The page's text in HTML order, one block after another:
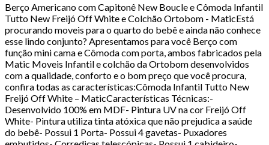
Berço Americano com Capitonê New Boucle e Cômoda Infantil
Tutto New Freijó Off White e Colchão Ortobom - MaticEstá
procurando moveis para o quarto do bebê e ainda não conhece
esse lindo conjunto? Apresentamos para você Berço com
função mini cama e Cômoda com porta, ambos fabricados pela
Matic Moveis Infantil e colchão da Ortobom desenvolvidos
com a qualidade, conforto e o bom preço que você procura,
confira todas as características:Cômoda Infantil Tutto New
Freijó Off White – MaticCaracterísticas Técnicas:-
Desenvolvido 100% em MDF- Pintura UV na cor Freijó Off
White- Pintura utiliza tinta atóxica que não prejudica a saúde
do bebê- Possui 1 Porta- Possui 4 gavetas- Puxadores